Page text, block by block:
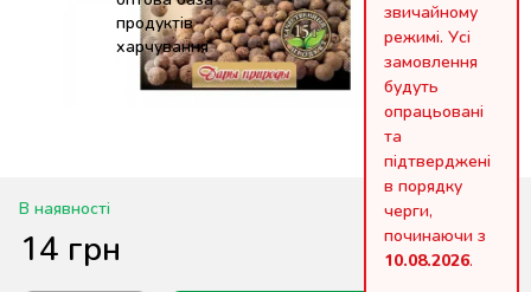
звичайному
режимі. Усі
замовлення
будуть
опрацьовані
та
підтверджені
в порядку
черги,
починаючи з
10.08.2026.
В наявності
14 грн